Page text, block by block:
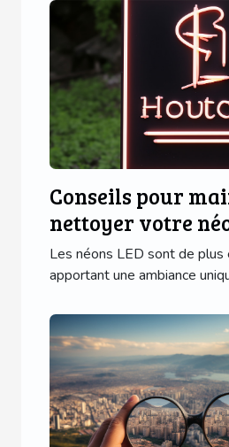
Conseils pour
nettoyer votre
Les néons LED sont de plus
apportant une ambiance